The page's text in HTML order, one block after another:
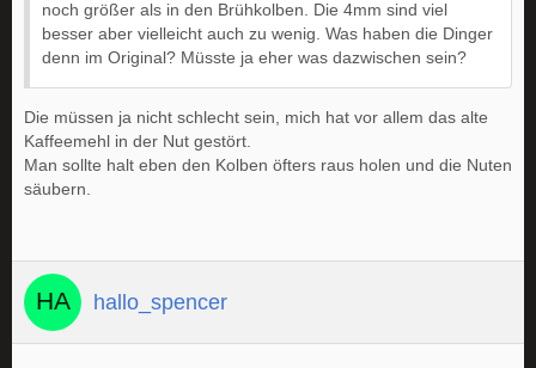
noch größer als in den Brühkolben. Die 4mm sind viel
besser aber vielleicht auch zu wenig. Was haben die Dinger
denn im Original? Müsste ja eher was dazwischen sein?
Die müssen ja nicht schlecht sein, mich hat vor allem das alte
Kaffeemehl in der Nut gestört.
Man sollte halt eben den Kolben öfters raus holen und die Nuten
säubern.
hallo_spencer